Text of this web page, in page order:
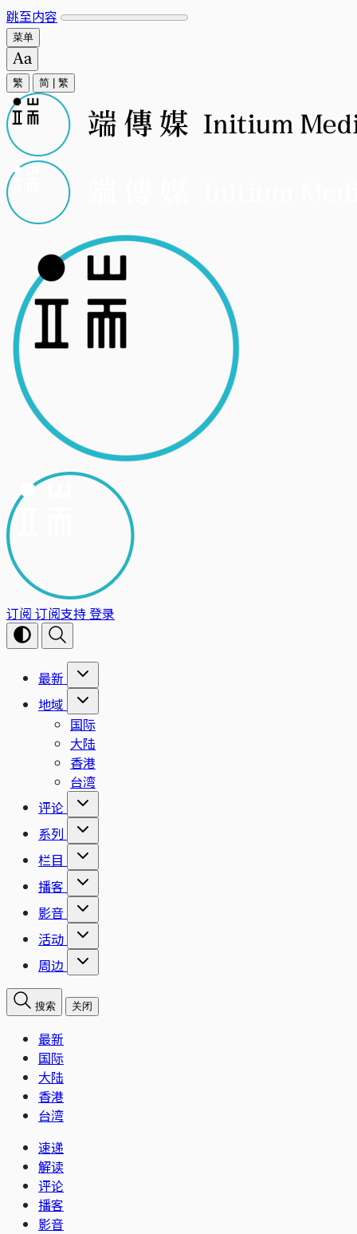
跳至内容
菜单
繁 简 繁
订阅 订阅支持登录
最新
地域
国际
大陆
香港
台湾
评论
系列
栏目
播客
影音
活动
周边
搜索 关闭
最新
国际
大陆
香港
台湾
速递
解读
评论
播客
影音